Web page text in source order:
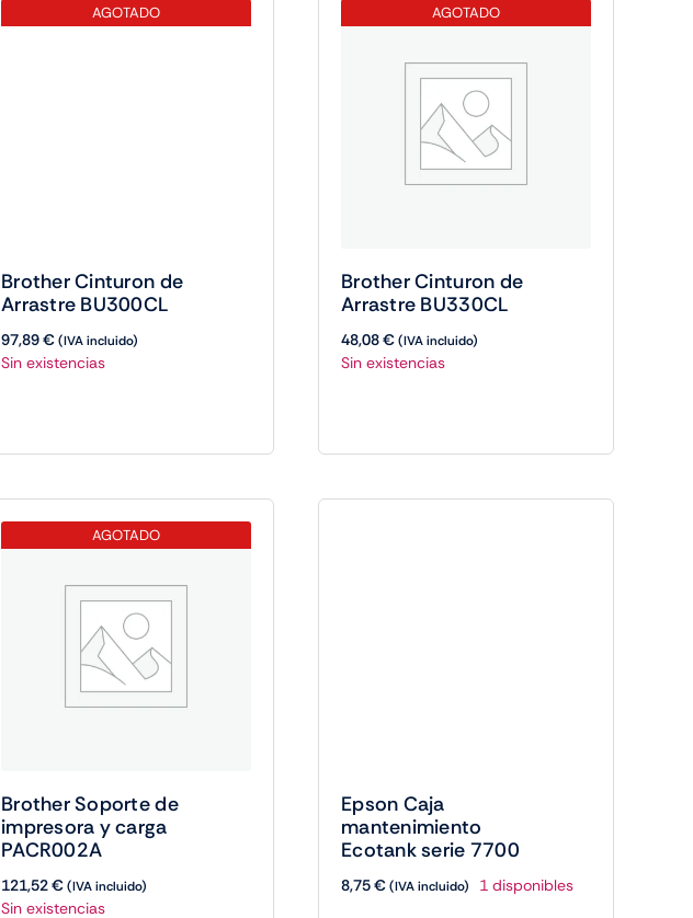
AGOTADO
Brother Cinturon de
Arrastre BU300CL
97,89€(IVA incluido)
Sin existencias
AGOTADO
Brother Cinturon de
Arrastre BU330CL
48,08€(IVA incluido)
Sin existencias
AGOTADO
Brother Soporte de
impresora y carga
PACR002A
121,52€(IVA incluido)
Sin existencias
Epson Caja
mantenimiento
Ecotank serie 7700
8,75€(IVA incluido) 1 disponibles